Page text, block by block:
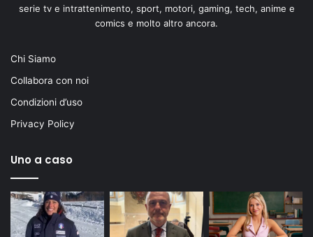
serie tv e intrattenimento, sport, motori, gaming, tech, anime e
comics e molto altro ancora.
Chi Siamo
Collabora con noi
Condizioni d’uso
Privacy Policy
Uno a caso